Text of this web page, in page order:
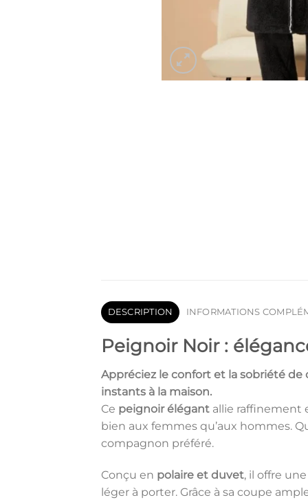
DESCRIPTION INFORMATIONS
Peignoir Noir :
Appréciez le confort et la sobriété de
instants à la maison.
Ce peignoir élégant allie raffinement
bien aux femmes qu’aux hommes.
compagnon préféré.
Conçu en polaire et duvet, il offre
léger à porter. Grâce à sa coupe